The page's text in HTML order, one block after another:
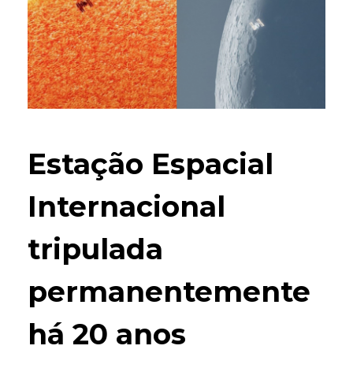
Estação Espacial
Internacional
tripulada
permanentemente
há 20 anos